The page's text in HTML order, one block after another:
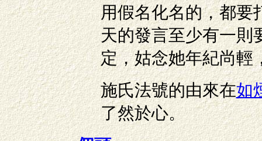
用假名化名的，都要
天的發言至少有一則
定，姑念她年紀尚輕
施氏法號的由來在如
了然於心。